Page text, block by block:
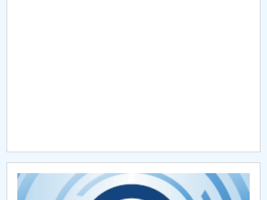
CAR2026
MENIU CANTINA